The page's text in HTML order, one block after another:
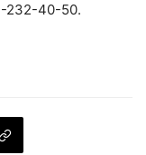
232-40-50.